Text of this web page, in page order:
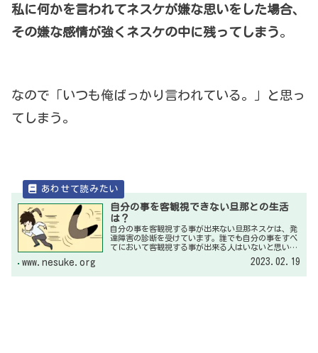
私に何かを言われてネスケが嫌な思いをした場合、
その嫌な感情が強くネスケの中に残ってしまう。
なので「いつも俺ばっかり言われている。」と思っ
てしまう。
自分の事を客観視できない旦那との生活
は？
自分の事を客観視する事が出来ない旦那ネスケは、発
達障害の診断を受けています。誰でも自分の事をすべ
てにおいて客観視する事が出来る人はいないと思いま
すが、人一倍自分の事を客観視できないのが発達障害
www.nesuke.org 2023.02.19